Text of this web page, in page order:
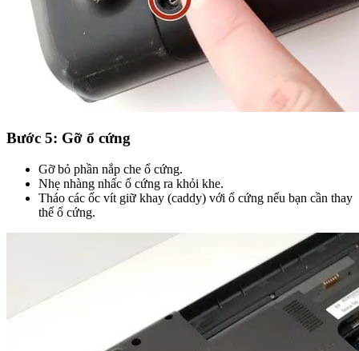
Bước 5: Gỡ ổ cứng
Gỡ bỏ phần nắp che ổ cứng.
Nhẹ nhàng nhấc ổ cứng ra khỏi khe.
Tháo các ốc vít giữ khay (caddy) với ổ cứng nếu bạn cần thay
thế ổ cứng.